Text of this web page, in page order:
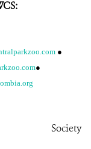
●
●
Society